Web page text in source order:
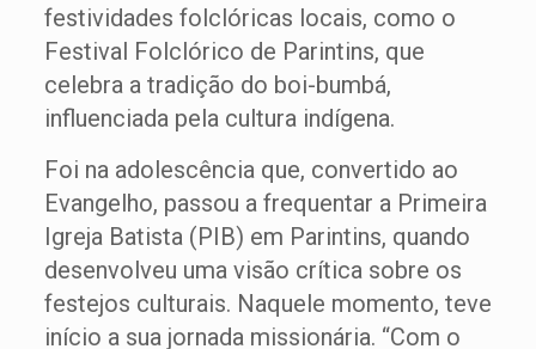
festividades folclóricas locais, como o
Festival Folclórico de Parintins, que
celebra a tradição do boi-bumbá,
influenciada pela cultura indígena.
Foi na adolescência que, convertido ao
Evangelho, passou a frequentar a Primeira
Igreja Batista (PIB) em Parintins, quando
desenvolveu uma visão crítica sobre os
festejos culturais. Naquele momento, teve
início a sua jornada missionária. “Com o